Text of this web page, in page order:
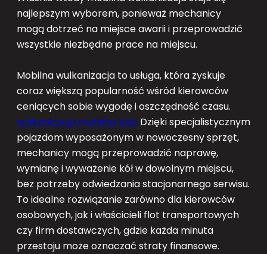
najlepszym wyborem, ponieważ mechanicy
mogą dotrzeć na miejsce awarii i przeprowadzić
wszystkie niezbędne prace na miejscu.
Mobilna wulkanizacja to usługa, która zyskuje
coraz większą popularność wśród kierowców
ceniących sobie wygodę i oszczędność czasu.
wulkanizacja mobilna lodz Dzięki specjalistycznym
pojazdom wyposażonym w nowoczesny sprzęt,
mechanicy mogą przeprowadzić naprawę,
wymianę i wyważenie kół w dowolnym miejscu,
bez potrzeby odwiedzania stacjonarnego serwisu.
To idealne rozwiązanie zarówno dla kierowców
osobowych, jak i właścicieli flot transportowych
czy firm dostawczych, gdzie każda minuta
przestoju może oznaczać straty finansowe.